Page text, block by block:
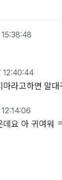
12:40:44
라고하면 말
요 아 귀여워